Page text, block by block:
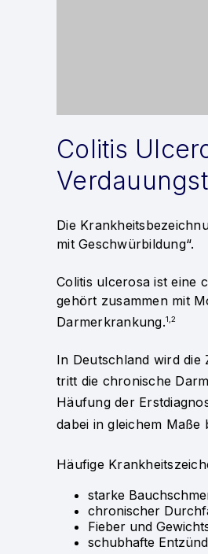
Colitis
Die
mit Geschwürbildung“.
Colitis ulcerosa ist eine
gehört zusammen mit
Darmerkrankung.1,2
In Deutschland wird die
tritt die chronische
Häufung der
dabei in gleichem Maße
Häufige
starke
chronischer
Fieber und
schubhafte